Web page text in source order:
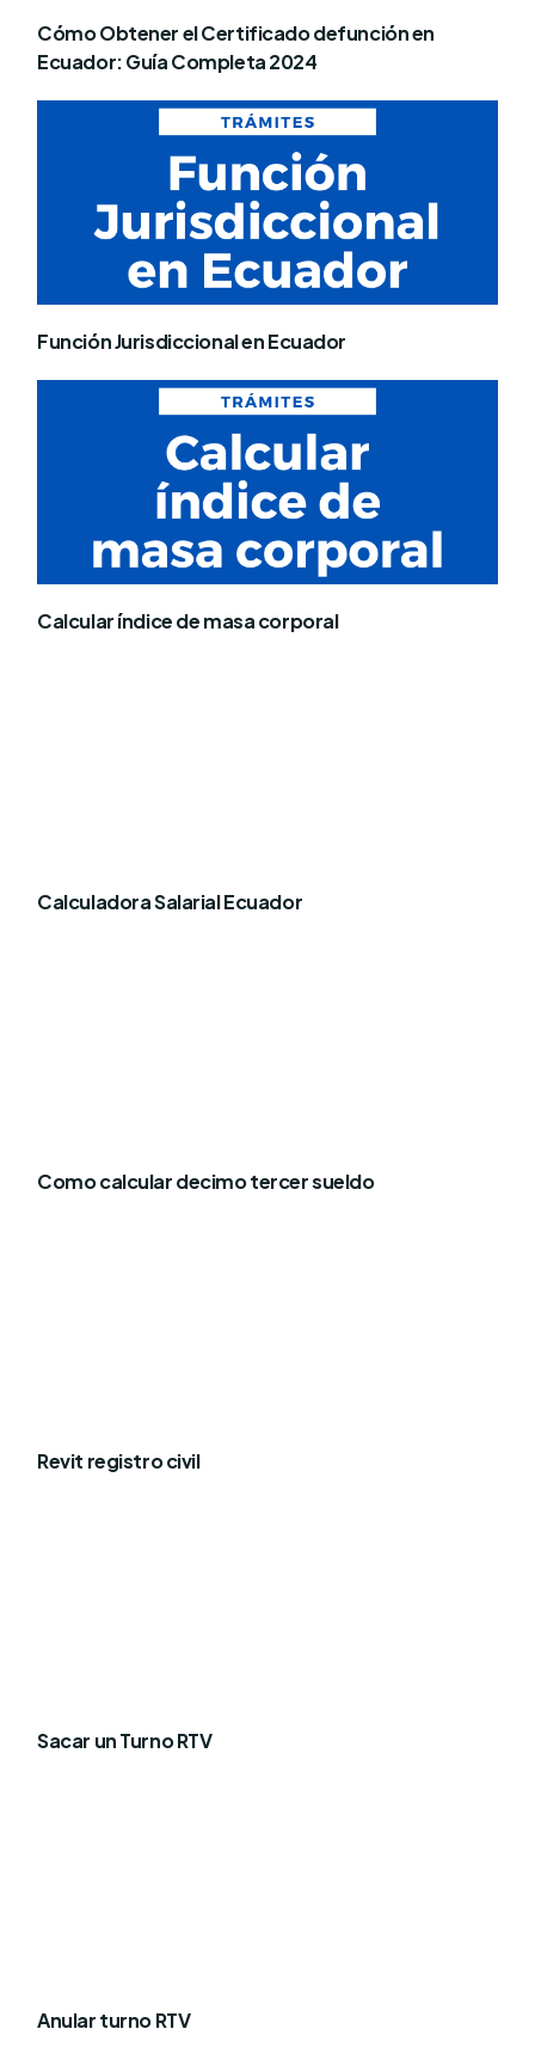
Cómo Obtener el Certificado defunción en
Ecuador: Guía Completa 2024
Función Jurisdiccional en Ecuador
Calcular índice de masa corporal
Calculadora Salarial Ecuador
Como calcular decimo tercer sueldo
Revit registro civil
Sacar un Turno RTV
Anular turno RTV